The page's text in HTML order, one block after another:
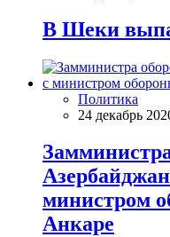
В Шеки
Политика
24 декабрь
министром
Анкаре